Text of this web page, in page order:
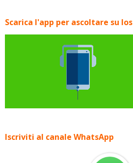
Scarica l'app per ascoltare su Ios
Iscriviti al canale WhatsApp